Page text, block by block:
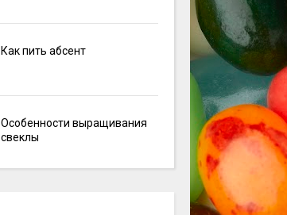
Как пить абсент
Особенности выращивания
свеклы